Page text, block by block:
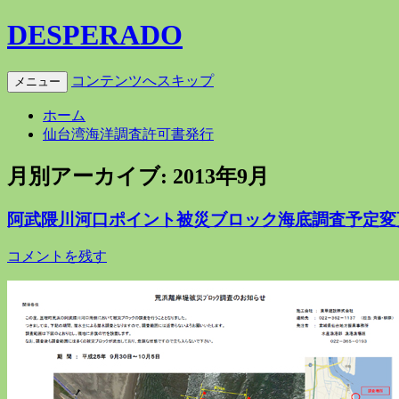
DESPERADO
メニュー コンテンツへスキップ
ホーム
仙台湾海洋調査許可書発行
月別アーカイブ: 2013年9月
阿武隈川河口ポイント被災ブロック海底調査予定変
コメントを残す